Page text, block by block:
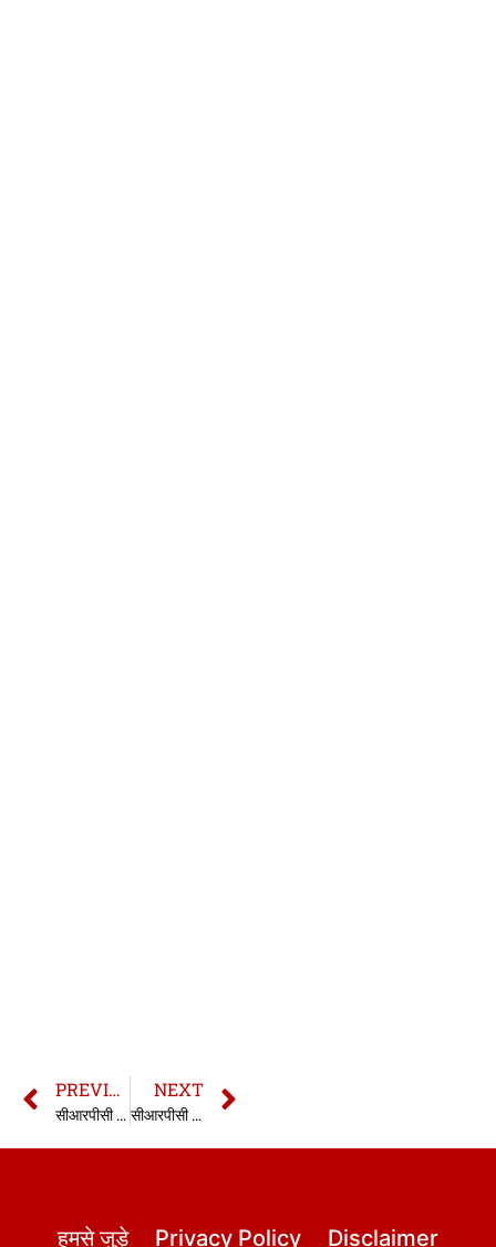
PREVIOUS
सीआरपीसी की धारा 135 | 135 CrPC in hindi
NEXT
सीआरपीसी की धारा 137 | 137 CrPC in hindi
हमसे जुड़े Privacy Policy Disclaimer